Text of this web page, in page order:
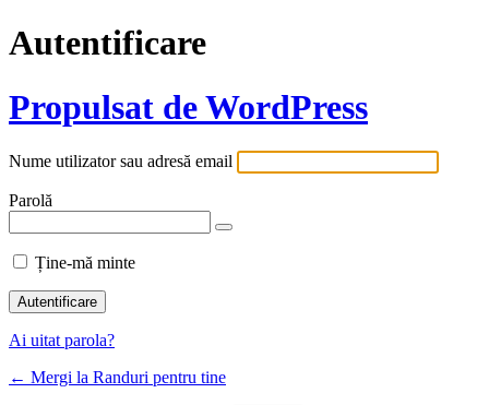
Autentificare
Propulsat de WordPress
Nume utilizator sau adresă email
Parolă
Ține-mă minte
Ai uitat parola?
← Mergi la Randuri pentru tine